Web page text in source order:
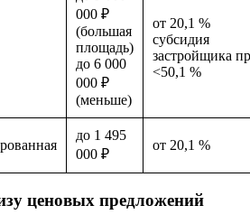
000 ₽
(большая
площадь)
до 6 000
000 ₽
(меньше)
от 20,1 %
субсидия
застройщика
<50,1 %
до 1 495
000 ₽
от 20,1 %
ценовых предложений